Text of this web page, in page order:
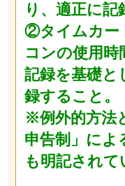
り、適正に記
②タイムカー
コンの使用時
記録を基礎と
録すること。
※例外的方法
申告制」によ
も明記されて